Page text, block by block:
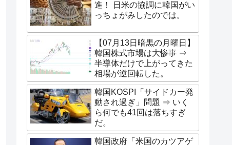
進！ 日米の協調に韓国がい
っちょがみしたのでは。
【07月13日暗黒の月曜日】
韓国株式市場は大惨事 ⇒
半導体だけで上がってきた
相場が逆回転した。
韓国KOSPI「サイドカー発
動され過ぎ」問題 ⇒ いく
ら何でも41回は落ちすぎ
だ。
韓国政府「米国のカツアゲ